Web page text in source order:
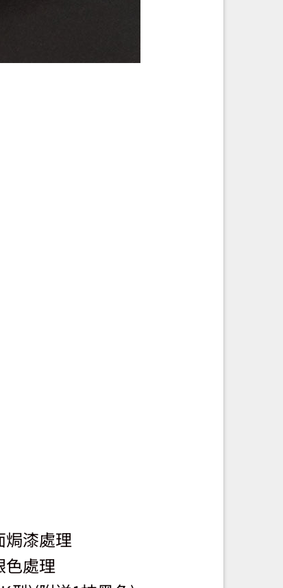
焗漆處理
色處理